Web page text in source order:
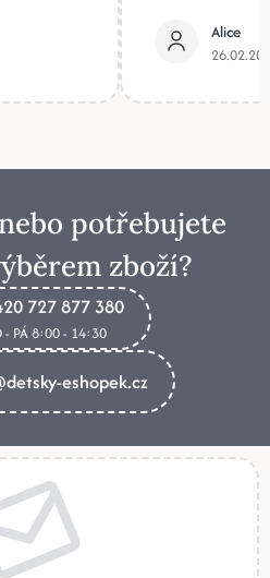
Alice
potřebujete
zboží?
727 877 380
- PÁ 8:00 - 14:30
eshopek.cz